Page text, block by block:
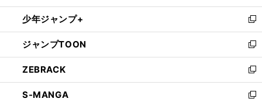
開
く
ウ
で
開
く
ン
ド
ウ
で
開
く
ウ
ィ
ン
ド
ウ
で
開
く
し
い
ウ
ィ
ン
ド
ウ
で
少年ジャンプ+
新
し
い
ウ
ィ
ン
ド
ジャンプTOON
新
し
い
ウ
ィ
ZEBRACK
新
し
い
S-MANGA
新